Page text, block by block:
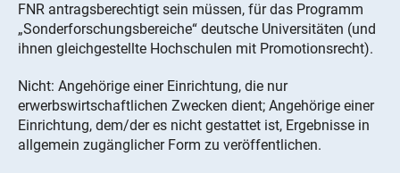
FNR antragsberechtigt sein müssen, für das Programm
„Sonderforschungsbereiche“ deutsche Universitäten (und
ihnen gleichgestellte Hochschulen mit Promotionsrecht).
Nicht: Angehörige einer Einrichtung, die nur
erwerbswirtschaftlichen Zwecken dient; Angehörige einer
Einrichtung, dem/der es nicht gestattet ist, Ergebnisse in
allgemein zugänglicher Form zu veröffentlichen.